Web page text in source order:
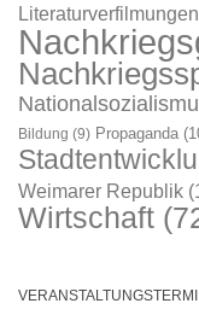
Literaturverfilmungen
Bildung (9) Propaganda
Weimarer Republik
Wirtschaft